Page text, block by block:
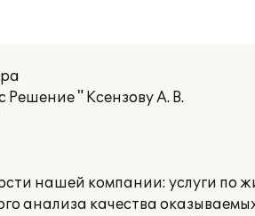
" Ксензову А. В.
нашей компании: услуги по
анализа качества